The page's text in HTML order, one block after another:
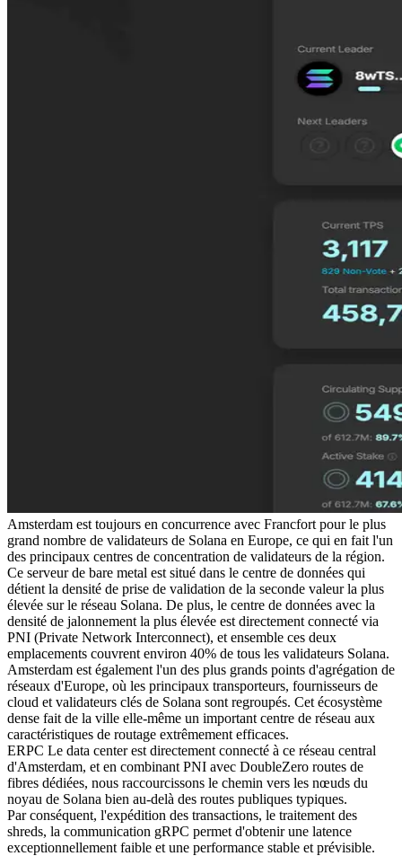
Amsterdam est toujours en concurrence avec Francfort pour le plus
grand nombre de validateurs de Solana en Europe, ce qui en fait l'un
des principaux centres de concentration de validateurs de la région.
Ce serveur de bare metal est situé dans le centre de données qui
détient la densité de prise de validation de la seconde valeur la plus
élevée sur le réseau Solana. De plus, le centre de données avec la
densité de jalonnement la plus élevée est directement connecté via
PNI (Private Network Interconnect), et ensemble ces deux
emplacements couvrent environ 40% de tous les validateurs Solana.
Amsterdam est également l'un des plus grands points d'agrégation de
réseaux d'Europe, où les principaux transporteurs, fournisseurs de
cloud et validateurs clés de Solana sont regroupés. Cet écosystème
dense fait de la ville elle-même un important centre de réseau aux
caractéristiques de routage extrêmement efficaces.
ERPC Le data center est directement connecté à ce réseau central
d'Amsterdam, et en combinant PNI avec DoubleZero routes de
fibres dédiées, nous raccourcissons le chemin vers les nœuds du
noyau de Solana bien au-delà des routes publiques typiques.
Par conséquent, l'expédition des transactions, le traitement des
shreds, la communication gRPC permet d'obtenir une latence
exceptionnellement faible et une performance stable et prévisible.